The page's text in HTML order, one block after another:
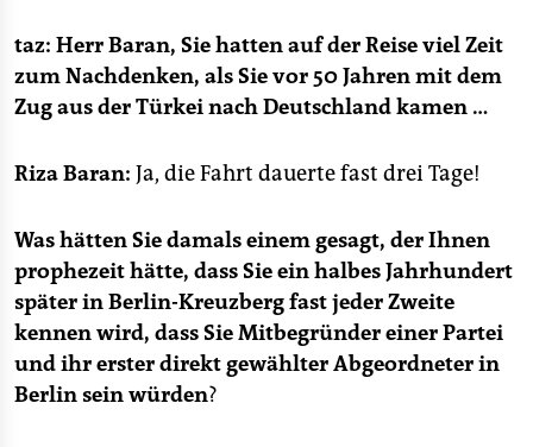
taz: Herr Baran, Sie hatten auf der Reise viel Zeit
zum Nachdenken, als Sie vor 50 Jahren mit dem
Zug aus der Türkei nach Deutschland kamen …
Riza Baran: Ja, die Fahrt dauerte fast drei Tage!
Was hätten Sie damals einem gesagt, der Ihnen
prophezeit hätte, dass Sie ein halbes Jahrhundert
später in Berlin-Kreuzberg fast jeder Zweite
kennen wird, dass Sie Mitbegründer einer Partei
und ihr erster direkt gewählter Abgeordneter in
Berlin sein würden?